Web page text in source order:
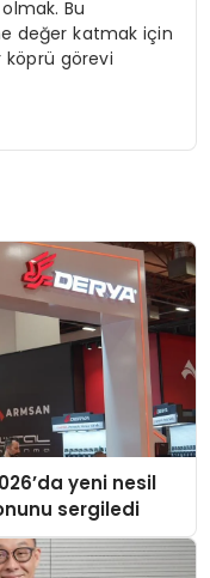
Bu
değer katmak için
köprü görevi
yeni nesil
sergiledi